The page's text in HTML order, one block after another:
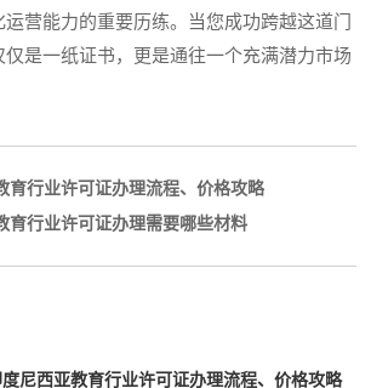
营能力的重要历练。当您成功跨越这道门
是一纸证书，更是通往一个充满潜力市场
育行业许可证办理流程、价格攻略
育行业许可证办理需要哪些材料
尼西亚教育行业许可证办理流程、价格攻略